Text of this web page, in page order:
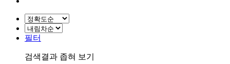
필터
검색결과 좁혀 보기